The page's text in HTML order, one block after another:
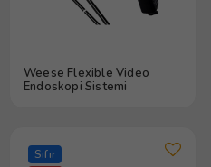
Weese Flexible Video
Endoskopi Sistemi
Sıfır